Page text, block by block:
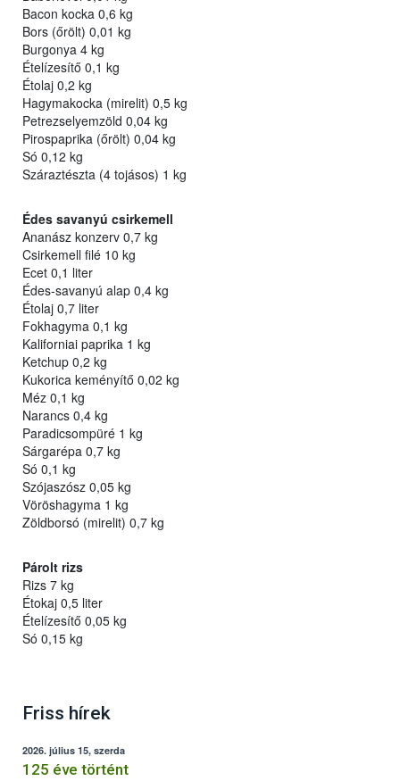
Bacon kocka 0,6 kg
Bors (őrölt) 0,01 kg
Burgonya 4 kg
Ételízesítő 0,1 kg
Étolaj 0,2 kg
Hagymakocka (mirelit) 0,5 kg
Petrezselyemzöld 0,04 kg
Pirospaprika (őrölt) 0,04 kg
Só 0,12 kg
Száraztészta (4 tojásos) 1 kg
Édes savanyú csirkemell
Ananász konzerv 0,7 kg
Csirkemell filé 10 kg
Ecet 0,1 liter
Édes-savanyú alap 0,4 kg
Étolaj 0,7 liter
Fokhagyma 0,1 kg
Kaliforniai paprika 1 kg
Ketchup 0,2 kg
Kukorica keményítő 0,02 kg
Méz 0,1 kg
Narancs 0,4 kg
Paradicsompüré 1 kg
Sárgarépa 0,7 kg
Só 0,1 kg
Szójaszósz 0,05 kg
Vöröshagyma 1 kg
Zöldborsó (mirelit) 0,7 kg
Párolt rizs
Rizs 7 kg
Étokaj 0,5 liter
Ételízesítő 0,05 kg
Só 0,15 kg
Friss hírek
2026. július 15, szerda
125 éve történt